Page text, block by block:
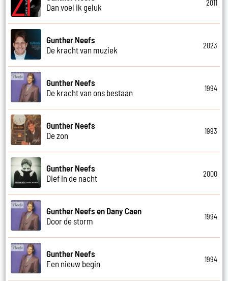
Dan voel ik geluk
2011
Gunther Neefs
De kracht van muziek
2023
Gunther Neefs
De kracht van ons bestaan
1994
Gunther Neefs
De zon
1993
Gunther Neefs
Dief in de nacht
2000
Gunther Neefs en Dany Caen
Door de storm
1994
Gunther Neefs
Een nieuw begin
1994